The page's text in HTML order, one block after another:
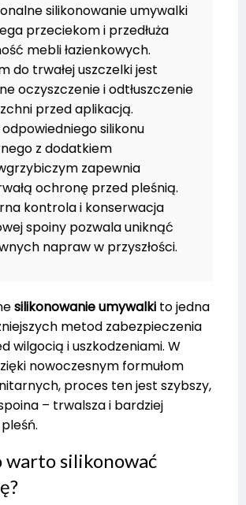
silikonowanie umywalki
przeciekom i przedłuża
mebli łazienkowych.
do trwałej uszczelki jest
oczyszczenie i odtłuszczenie
przed aplikacją.
silikonu
z dodatkiem
zapewnia
ochronę przed pleśnią.
kontrola i konserwacja
spoiny pozwala uniknąć
napraw w przyszłości.
silikonowanie umywalki to jedna
metod zabezpieczenia
wilgocią i uszkodzeniami. W
nowoczesnym formułom
proces ten jest szybszy,
– trwalsza i bardziej
warto silikonować